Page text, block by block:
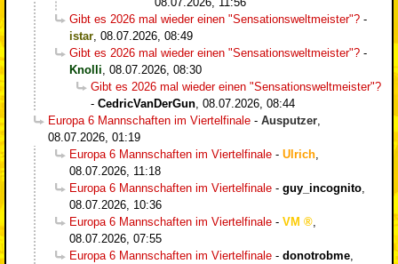
Gibt es 2026 mal wieder einen "Sensationsweltmeister"? -
istar 08.07.2026, 08:49
Gibt es 2026 mal wieder einen "Sensationsweltmeister"? -
Knolli 08.07.2026, 08:30
Gibt es 2026 mal wieder einen "Sensationsweltmeister"?
- CedricVanDerGun 08.07.2026, 08:44
Europa 6 Mannschaften im Viertelfinale - Ausputzer
08.07.2026, 01:19
Europa 6 Mannschaften im Viertelfinale - Ulrich
08.07.2026, 11:18
Europa 6 Mannschaften im Viertelfinale - guy_incognito
08.07.2026, 10:36
Europa 6 Mannschaften im Viertelfinale - VM
08.07.2026, 07:55
Europa 6 Mannschaften im Viertelfinale - donotrobme